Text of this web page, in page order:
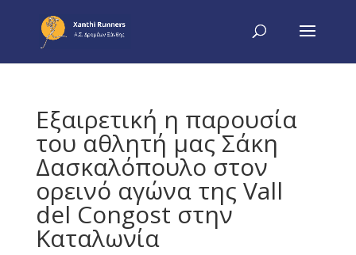
Εξαιρετική η παρουσία
του αθλητή μας Σάκη
Δασκαλόπουλο στον
ορεινό αγώνα της Vall
del Congost στην
Καταλωνία